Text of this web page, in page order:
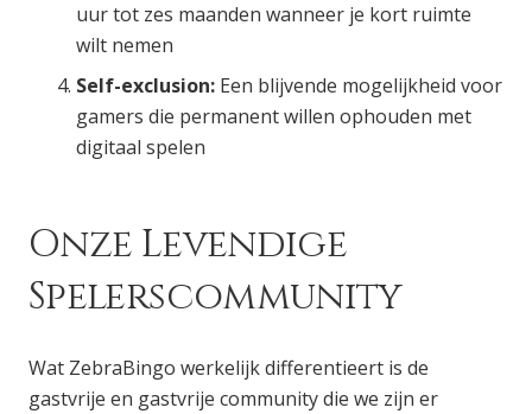
uur tot zes maanden wanneer je kort ruimte
wilt nemen
Self-exclusion: Een blijvende mogelijkheid voor
gamers die permanent willen ophouden met
digitaal spelen
Onze Levendige
Spelerscommunity
Wat ZebraBingo werkelijk differentieert is de
gastvrije en gastvrije community die we zijn er